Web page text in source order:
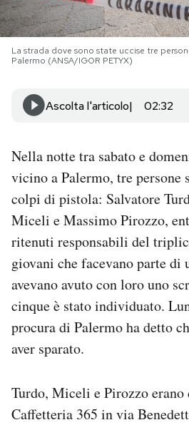
SHOP
Area Personale
Newsletter
Notifiche mobile
Regala il Post
Hai bisogno di aiuto?
La strada dove sono state uccise tre
Palermo (ANSA/IGOR PETYX)
Ascolta l'articolo 02:32
Nella notte tra sabato e
vicino a Palermo, tre persone
colpi di pistola: Salvatore
Miceli e Massimo Pirozzo,
ritenuti responsabili del
giovani che facevano parte di
avevano avuto con loro uno
cinque è stato individuato.
procura di Palermo ha detto
aver sparato.
Turdo, Miceli e Pirozzo
Caffetteria 365 in via